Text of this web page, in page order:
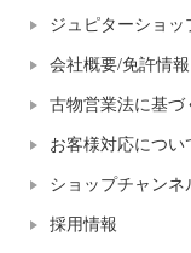
ジュピターショ
会社概要/免許情報
古物営業法に基づ
お客様対応につい
ショップチャンネ
採用情報